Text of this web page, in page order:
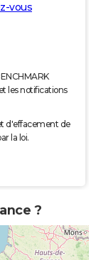
vous
les notifications
d'effacement de
la loi.
?